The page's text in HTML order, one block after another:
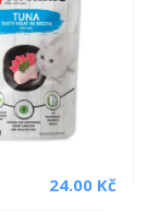
24.00 Kč